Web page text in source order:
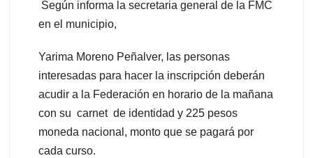
Según informa la secretaria general de la FMC
en el municipio,
Yarima Moreno Peñalver, las personas
interesadas para hacer la inscripción deberán
acudir a la Federación en horario de la mañana
con su carnet de identidad y 225 pesos
moneda nacional, monto que se pagará por
cada curso.